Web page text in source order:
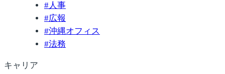
#人事
#広報
#沖縄オフィス
#法務
キャリア